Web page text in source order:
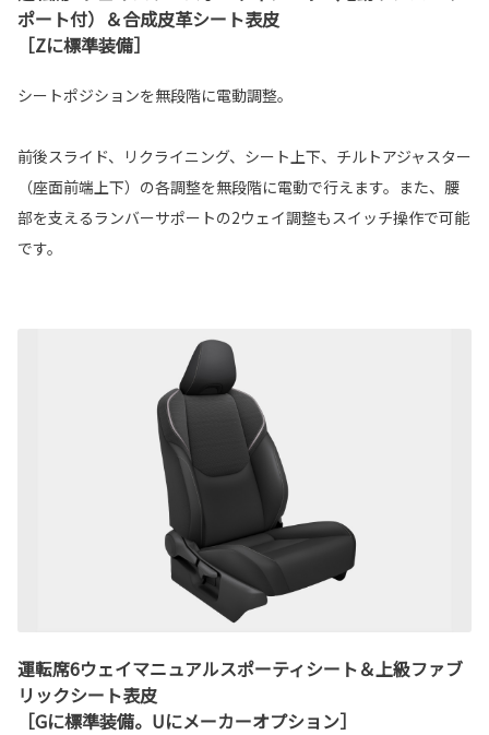
ポート付）＆合成皮革シート表皮
［Zに標準装備］
シートポジションを無段階に電動調整。
前後スライド、リクライニング、シート上下、チルトアジャスター
（座面前端上下）の各調整を無段階に電動で行えます。また、腰
部を支えるランバーサポートの2ウェイ調整もスイッチ操作で可能
です。
運転席6ウェイマニュアルスポーティシート＆上級ファブ
リックシート表皮
［Gに標準装備。Uにメーカーオプション］